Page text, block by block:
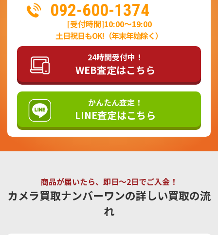
092-600-1374
[受付時間]10:00～19:00
土日祝日もOK!（年末年始除く）
24時間受付中！
WEB査定はこちら
かんたん査定！
LINE査定はこちら
商品が届いたら、即日〜2日でご入金！
カメラ買取ナンバーワンの詳しい買取の流
れ